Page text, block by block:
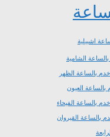
اشبيلية
الشامية
خدم بالساعة الظهر
بالساعة العيون
خدم بالساعة الفيحاء
بالساعة القيروان